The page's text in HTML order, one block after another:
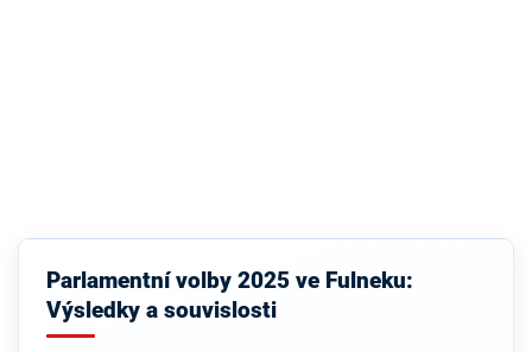
Parlamentní volby 2025 ve Fulneku:
Výsledky a souvislosti